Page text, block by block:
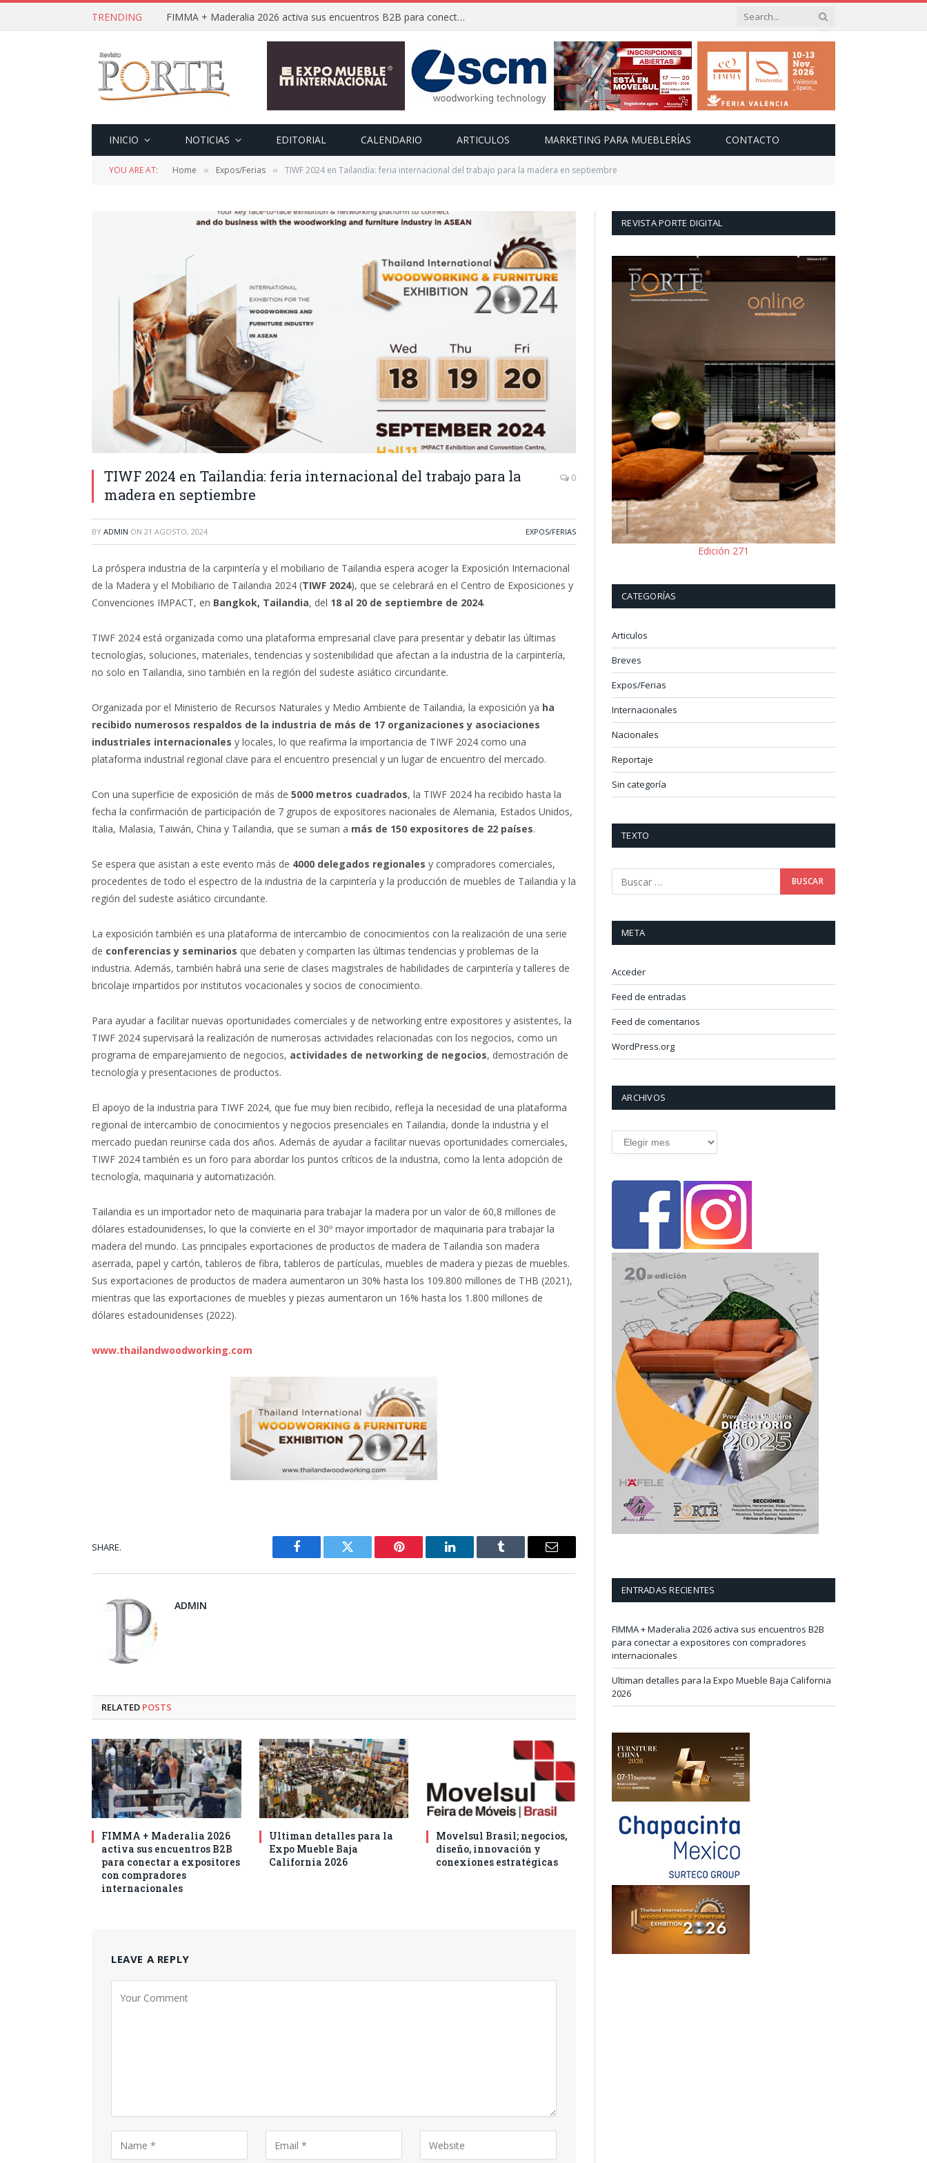
TRENDING FIMMA + Maderalia 2026 activa sus encuentros B2B para conectar a expositores con compradores internacionales
INICIO NOTICIAS EDITORIAL CALENDARIO ARTICULOS MARKETING PARA MUEBLERÍAS CONTACTO
YOU ARE AT: Home » Expos/Ferias » TIWF 2024 en Tailandia: feria internacional del trabajo para la madera en septiembre
TIWF 2024 en Tailandia: feria internacional del trabajo para la
madera en septiembre
0
BY ADMIN ON 21 AGOSTO, 2024 EXPOS/FERIAS
La próspera industria de la carpintería y el mobiliario de Tailandia espera acoger la Exposición Internacional
de la Madera y el Mobiliario de Tailandia 2024 (TIWF 2024), que se celebrará en el Centro de Exposiciones y
Convenciones IMPACT, en Bangkok, Tailandia, del 18 al 20 de septiembre de 2024.
TIWF 2024 está organizada como una plataforma empresarial clave para presentar y debatir las últimas
tecnologías, soluciones, materiales, tendencias y sostenibilidad que afectan a la industria de la carpintería,
no solo en Tailandia, sino también en la región del sudeste asiático circundante.
Organizada por el Ministerio de Recursos Naturales y Medio Ambiente de Tailandia, la exposición ya ha
recibido numerosos respaldos de la industria de más de 17 organizaciones y asociaciones
industriales internacionales y locales, lo que reafirma la importancia de TIWF 2024 como una
plataforma industrial regional clave para el encuentro presencial y un lugar de encuentro del mercado.
Con una superficie de exposición de más de 5000 metros cuadrados, la TIWF 2024 ha recibido hasta la
fecha la confirmación de participación de 7 grupos de expositores nacionales de Alemania, Estados Unidos,
Italia, Malasia, Taiwán, China y Tailandia, que se suman a más de 150 expositores de 22 países.
Se espera que asistan a este evento más de 4000 delegados regionales y compradores comerciales,
procedentes de todo el espectro de la industria de la carpintería y la producción de muebles de Tailandia y la
región del sudeste asiático circundante.
La exposición también es una plataforma de intercambio de conocimientos con la realización de una serie
de conferencias y seminarios que debaten y comparten las últimas tendencias y problemas de la
industria. Además, también habrá una serie de clases magistrales de habilidades de carpintería y talleres de
bricolaje impartidos por institutos vocacionales y socios de conocimiento.
Para ayudar a facilitar nuevas oportunidades comerciales y de networking entre expositores y asistentes, la
TIWF 2024 supervisará la realización de numerosas actividades relacionadas con los negocios, como un
programa de emparejamiento de negocios, actividades de networking de negocios, demostración de
tecnología y presentaciones de productos.
El apoyo de la industria para TIWF 2024, que fue muy bien recibido, refleja la necesidad de una plataforma
regional de intercambio de conocimientos y negocios presenciales en Tailandia, donde la industria y el
mercado puedan reunirse cada dos años. Además de ayudar a facilitar nuevas oportunidades comerciales,
TIWF 2024 también es un foro para abordar los puntos críticos de la industria, como la lenta adopción de
tecnología, maquinaria y automatización.
Tailandia es un importador neto de maquinaria para trabajar la madera por un valor de 60,8 millones de
dólares estadounidenses, lo que la convierte en el 30º mayor importador de maquinaria para trabajar la
madera del mundo. Las principales exportaciones de productos de madera de Tailandia son madera
aserrada, papel y cartón, tableros de fibra, tableros de partículas, muebles de madera y piezas de muebles.
Sus exportaciones de productos de madera aumentaron un 30% hasta los 109.800 millones de THB (2021),
mientras que las exportaciones de muebles y piezas aumentaron un 16% hasta los 1.800 millones de
dólares estadounidenses (2022).
www.thailandwoodworking.com
SHARE.
Facebook Twitter Pinterest LinkedIn Tumblr Email
ADMIN
RELATED POSTS
FIMMA + Maderalia 2026
activa sus encuentros B2B
para conectar a expositores
con compradores
internacionales
Ultiman detalles para la
Expo Mueble Baja
California 2026
Movelsul Brasil; negocios,
diseño, innovación y
conexiones estratégicas
LEAVE A REPLY
REVISTA PORTE DIGITAL
Edición 271
CATEGORÍAS
Articulos
Breves
Expos/Ferias
Internacionales
Nacionales
Reportaje
Sin categoría
TEXTO
META
Acceder
Feed de entradas
Feed de comentarios
WordPress.org
ARCHIVOS
Archivos
ENTRADAS RECIENTES
FIMMA + Maderalia 2026 activa sus encuentros B2B
para conectar a expositores con compradores
internacionales
Ultiman detalles para la Expo Mueble Baja California
2026